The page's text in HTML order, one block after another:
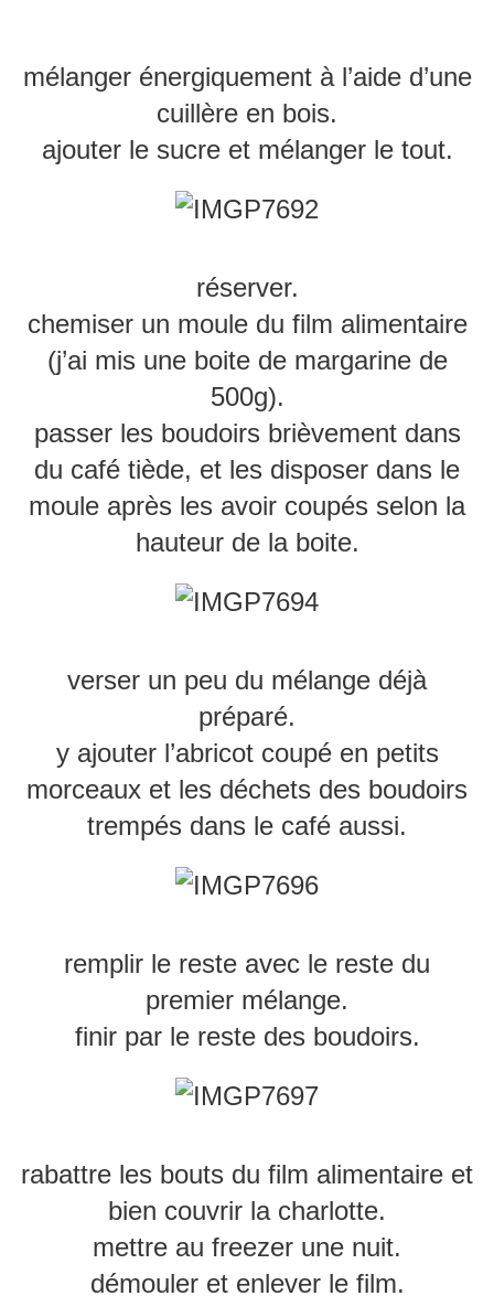
mélanger énergiquement à l’aide d’une
cuillère en bois.
ajouter le sucre et mélanger le tout.
réserver.
chemiser un moule du film alimentaire
(j’ai mis une boite de margarine de
500g).
passer les boudoirs brièvement dans
du café tiède, et les disposer dans le
moule après les avoir coupés selon la
hauteur de la boite.
verser un peu du mélange déjà
préparé.
y ajouter l’abricot coupé en petits
morceaux et les déchets des boudoirs
trempés dans le café aussi.
remplir le reste avec le reste du
premier mélange.
finir par le reste des boudoirs.
rabattre les bouts du film alimentaire et
bien couvrir la charlotte.
mettre au freezer une nuit.
démouler et enlever le film.